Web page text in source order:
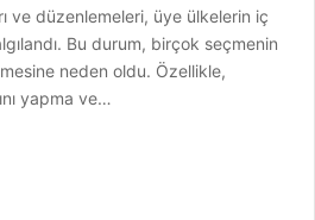
ve düzenlemeleri, üye ülkelerin iç
Bu durum, birçok seçmenin
neden oldu. Özellikle,
yapma ve…